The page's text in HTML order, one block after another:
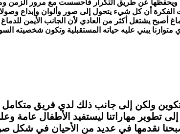
ويحفظها عن طريق التكرار فأحسست مع مرور الزمن
الفكرة أن كل شيء يتحول إلى صور وألوان وإبداع
أصبح يشتغل أكثر من العادي لأن الجانب الأيمن
متوازنا يبني عليه حياته المستقبلية وتكون شخصيته
ولكن إلى جانب ذلك لدي فريق
تطوير مهاراتنا ليستفيد الأطفال عامة
نقدمها في عديد من الأحيان في شكل